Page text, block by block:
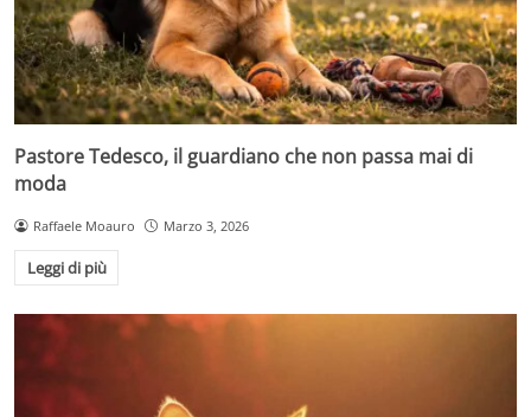
Pastore Tedesco, il guardiano che non passa mai di
moda
Raffaele Moauro Marzo 3, 2026
Leggi di più